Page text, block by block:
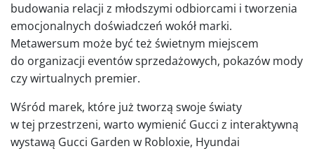
budowania relacji z młodszymi odbiorcami i tworzenia
emocjonalnych doświadczeń wokół marki.
Metawersum może być też świetnym miejscem
do organizacji eventów sprzedażowych, pokazów mody
czy wirtualnych premier.
Wśród marek, które już tworzą swoje światy
w tej przestrzeni, warto wymienić Gucci z interaktywną
wystawą Gucci Garden w Robloxie, Hyundai